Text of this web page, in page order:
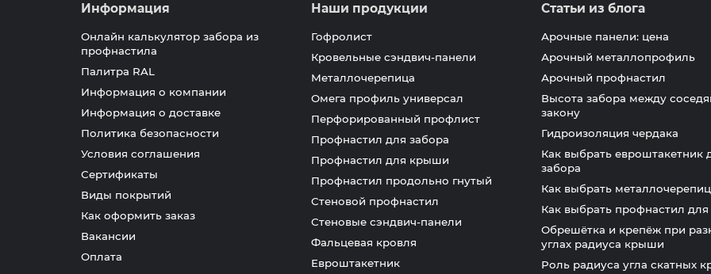
Информация
Онлайн калькулятор забора из
профнастила
Палитра RAL
Информация о компании
Информация о доставке
Политика безопасности
Условия соглашения
Сертификаты
Виды покрытий
Как оформить заказ
Вакансии
Оплата
Наши продукции
Гофролист
Кровельные сэндвич-панели
Металлочерепица
Омега профиль универсал
Перфорированный профлист
Профнастил для забора
Профнастил для крыши
Профнастил продольно гнутый
Стеновой профнастил
Стеновые сэндвич-панели
Фальцевая кровля
Евроштакетник
Статьи из блога
Арочные панели: цена
Арочный металлопрофиль
Арочный профнастил
Высота забора между
закону
Гидроизоляция чердака
Как выбрать евроштакетник
забора
Как выбрать
Как выбрать профнастил
Обрешётка и крепёж при
углах радиуса крыши
Роль радиуса угла скатных